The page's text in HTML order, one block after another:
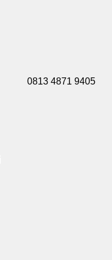
0813 4871 9405